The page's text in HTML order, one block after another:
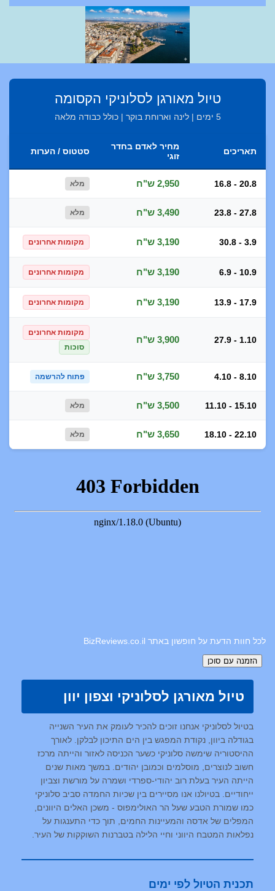
טיול מאורגן לסלוניקי הקסומה
5 ימים | לינה וארוחת בוקר | כולל כבודה מלאה
תאריכים
מחיר לאדם בחדר
זוגי
סטטוס / הערות
16.8 - 20.8 2,950 ש"ח מלא
23.8 - 27.8 3,490 ש"ח מלא
30.8 - 3.9 3,190 ש"ח מקומות אחרונים
6.9 - 10.9 3,190 ש"ח מקומות אחרונים
13.9 - 17.9 3,190 ש"ח מקומות אחרונים
27.9 - 1.10 3,900 ש"ח
מקומות אחרונים
סוכות
4.10 - 8.10 3,750 ש"ח פתוח להרשמה
11.10 - 15.10 3,500 ש"ח מלא
18.10 - 22.10 3,650 ש"ח מלא
לכל חוות הדעת על חופשון באתר BizReviews.co.il
טיול מאורגן לסלוניקי וצפון יוון
בטיול לסלוניקי אנחנו זוכים להכיר לעומק את העיר השנייה
בגודלה ביוון, נקודת המפגש בין הים התיכון לבלקן. לאורך
ההיסטוריה שימשה סלוניקי כשער הכניסה לאזור והייתה מרכז
חשוב לנוצרים, מוסלמים וכמובן יהודים. במשך מאות שנים
הייתה העיר בעלת רוב יהודי-ספרדי ושמרה על מורשת וצביון
ייחודיים. בטיולנו אנו מסיירים בין שכיות החמדה סביב סלוניקי
כמו שמורת הטבע שעל הר האולימפוס - משכן האלים היוונים,
המפלים של אדסה והמעיינות החמים, תוך כדי התענגות על
נפלאות המטבח היווני וחיי הלילה בטברנות השוקקות של העיר.
תכנית הטיול לפי ימים